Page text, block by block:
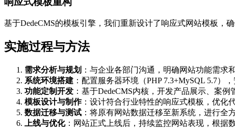
基于DedeCMS的模板引擎，我们重新设计了响应式网站模板，
实施过程与方法
需求分析与规划 ：与企业各部门沟通，明确网站功能需求
系统环境搭建 ：配置服务器环境（PHP 7.3+MySQL 5.7）
功能定制开发 ：基于DedeCMS内核，开发产品展示、案
模板设计与制作：设计符合行业特性的响应式模板，优化
数据迁移与测试 ：将原有网站数据迁移至新系统，进行全
上线与优化：网站正式上线后，持续监控网站表现，根据